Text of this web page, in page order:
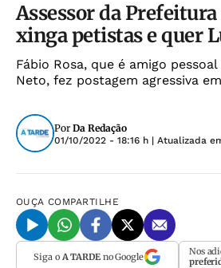
Assessor da
xinga petistas e quer
Fábio Rosa, que é amigo
Neto, fez postagem agressiva
Por Da Redação
01/10/2022 - 18:16 h | Atualizada
OUÇA COMPARTILHE
Siga o A TARDEno Google Nos